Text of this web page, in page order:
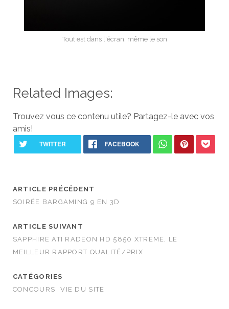
Tout est dans l'écran, même le son
Related Images:
Trouvez vous ce contenu utile? Partagez-le avec vos
amis!
ARTICLE PRÉCÉDENT
SOIRÉE BARGAMING 9 EN 3D
ARTICLE SUIVANT
SAPPHIRE ATI RADEON HD 5850 XTREME, LE
MEILLEUR RAPPORT QUALITÉ/PRIX
CATÉGORIES
CONCOURS
VIE DU SITE